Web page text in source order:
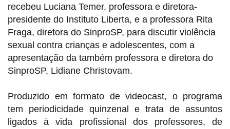
recebeu Luciana Temer, professora e diretora-
presidente do Instituto Liberta, e a professora Rita
Fraga, diretora do SinproSP, para discutir violência
sexual contra crianças e adolescentes, com a
apresentação da também professora e diretora do
SinproSP, Lidiane Christovam.
Produzido em formato de videocast, o programa
tem periodicidade quinzenal e trata de assuntos
ligados à vida profissional dos professores, de